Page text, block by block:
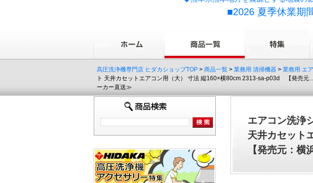
■2026 夏季休業期
高圧洗浄機専門店 ヒダカショップTOP > 商品一覧 > 業務用 清掃機器 > 業務用 エ
ト 天井カセットエアコン用（大） 寸法 縦160×横80cm 2313-sa-p03d 【発売
ーカー直送≫
エアコン洗浄
天井カセッ
【発売元：横